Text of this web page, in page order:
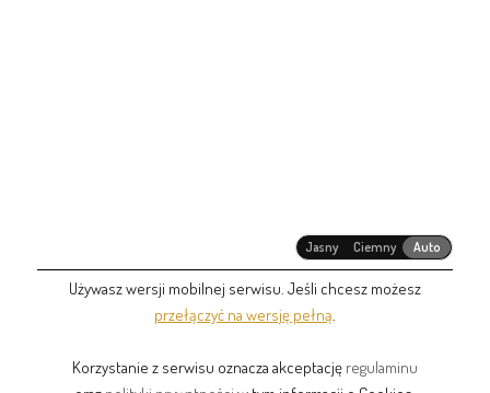
Jasny Ciemny Auto
Używasz wersji mobilnej serwisu. Jeśli chcesz możesz
przełączyć na wersję pełną
Korzystanie z serwisu oznacza akceptację regulaminu